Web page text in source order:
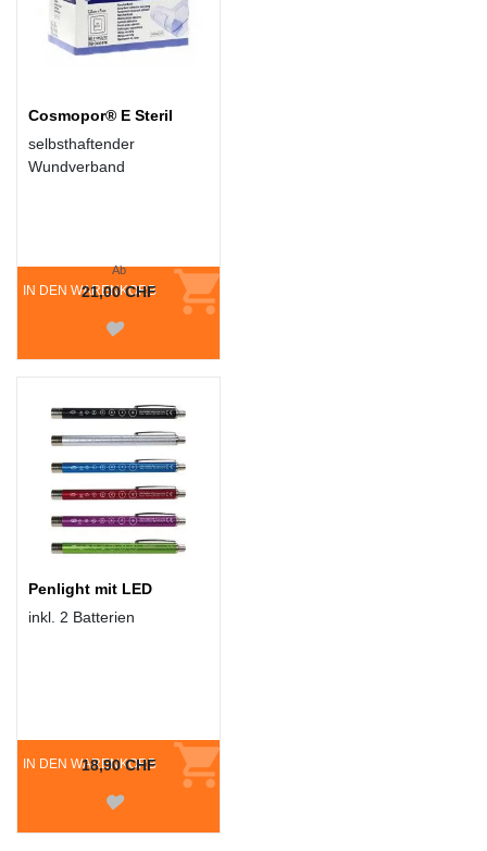
Cosmopor® E Steril
selbsthaftender
Wundverband
IN DEN WARENKORB
Ab
21,00 CHF
Penlight mit LED
inkl. 2 Batterien
IN DEN WARENKORB
18,90 CHF